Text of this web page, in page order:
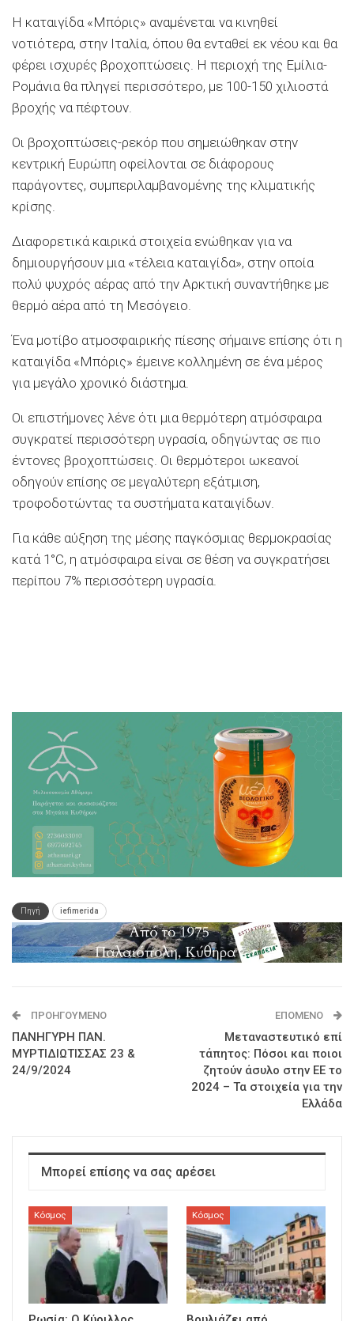
Η καταιγίδα «Μπόρις» αναμένεται να κινηθεί
νοτιότερα, στην Ιταλία, όπου θα ενταθεί εκ νέου και θα
φέρει ισχυρές βροχοπτώσεις. Η περιοχή της Εμίλια-
Ρομάνια θα πληγεί περισσότερο, με 100-150 χιλιοστά
βροχής να πέφτουν.
Οι βροχοπτώσεις-ρεκόρ που σημειώθηκαν στην
κεντρική Ευρώπη οφείλονται σε διάφορους
παράγοντες, συμπεριλαμβανομένης της κλιματικής
κρίσης.
Διαφορετικά καιρικά στοιχεία ενώθηκαν για να
δημιουργήσουν μια «τέλεια καταιγίδα», στην οποία
πολύ ψυχρός αέρας από την Αρκτική συναντήθηκε με
θερμό αέρα από τη Μεσόγειο.
Ένα μοτίβο ατμοσφαιρικής πίεσης σήμαινε επίσης ότι η
καταιγίδα «Μπόρις» έμεινε κολλημένη σε ένα μέρος
για μεγάλο χρονικό διάστημα.
Οι επιστήμονες λένε ότι μια θερμότερη ατμόσφαιρα
συγκρατεί περισσότερη υγρασία, οδηγώντας σε πιο
έντονες βροχοπτώσεις. Οι θερμότεροι ωκεανοί
οδηγούν επίσης σε μεγαλύτερη εξάτμιση,
τροφοδοτώντας τα συστήματα καταιγίδων.
Για κάθε αύξηση της μέσης παγκόσμιας θερμοκρασίας
κατά 1°C, η ατμόσφαιρα είναι σε θέση να συγκρατήσει
περίπου 7% περισσότερη υγρασία.
Πηγή iefimerida
ΠΡΟΗΓΟΎΜΕΝΟ
ΠΑΝΗΓΥΡΗ ΠΑΝ.
ΜΥΡΤΙΔΙΩΤΙΣΣΑΣ 23 &
24/9/2024
ΕΠΌΜΕΝΟ
Μεταναστευτικό επί
τάπητος: Πόσοι και ποιοι
ζητούν άσυλο στην ΕΕ το
2024 – Τα στοιχεία για την
Ελλάδα
Μπορεί επίσης να σας αρέσει
Κόσμος Κόσμος